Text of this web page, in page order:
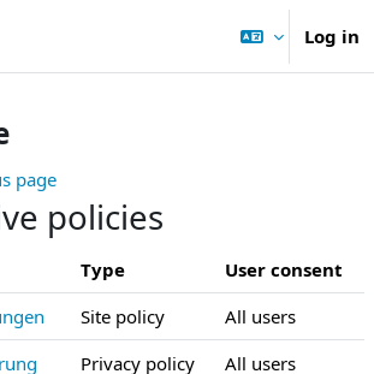
Log in
page
policies
Type
User consent
Site policy
All users
Privacy policy All users